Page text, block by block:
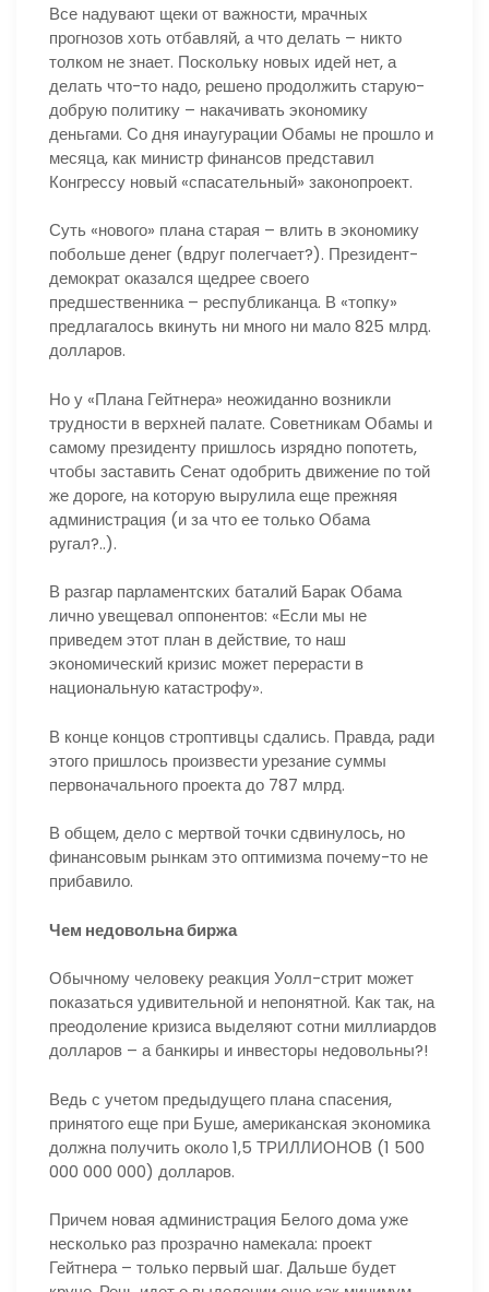
Все надувают щеки от важности, мрачных
прогнозов хоть отбавляй, а что делать – никто
толком не знает. Поскольку новых идей нет, а
делать что-то надо, решено продолжить старую-
добрую политику – накачивать экономику
деньгами. Со дня инаугурации Обамы не прошло и
месяца, как министр финансов представил
Конгрессу новый «спасательный» законопроект.
Суть «нового» плана старая – влить в экономику
побольше денег (вдруг полегчает?). Президент-
демократ оказался щедрее своего
предшественника – республиканца. В «топку»
предлагалось вкинуть ни много ни мало 825 млрд.
долларов.
Но у «Плана Гейтнера» неожиданно возникли
трудности в верхней палате. Советникам Обамы и
самому президенту пришлось изрядно попотеть,
чтобы заставить Сенат одобрить движение по той
же дороге, на которую вырулила еще прежняя
администрация (и за что ее только Обама
ругал?..).
В разгар парламентских баталий Барак Обама
лично увещевал оппонентов: «Если мы не
приведем этот план в действие, то наш
экономический кризис может перерасти в
национальную катастрофу».
В конце концов строптивцы сдались. Правда, ради
этого пришлось произвести урезание суммы
первоначального проекта до 787 млрд.
В общем, дело с мертвой точки сдвинулось, но
финансовым рынкам это оптимизма почему-то не
прибавило.
Чем недовольна биржа
Обычному человеку реакция Уолл-стрит может
показаться удивительной и непонятной. Как так, на
преодоление кризиса выделяют сотни миллиардов
долларов – а банкиры и инвесторы недовольны?!
Ведь с учетом предыдущего плана спасения,
принятого еще при Буше, американская экономика
должна получить около 1,5 ТРИЛЛИОНОВ (1 500
000 000 000) долларов.
Причем новая администрация Белого дома уже
несколько раз прозрачно намекала: проект
Гейтнера – только первый шаг. Дальше будет